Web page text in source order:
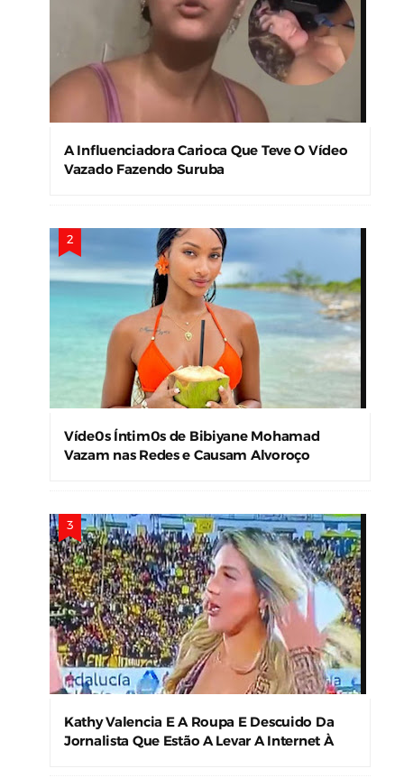
A Influenciadora Carioca Que Teve O Vídeo
Vazado Fazendo Suruba
Víde0s Íntim0s de Bibiyane Mohamad
Vazam nas Redes e Causam Alvoroço
Kathy Valencia E A Roupa E Descuido Da
Jornalista Que Estão A Levar A Internet À